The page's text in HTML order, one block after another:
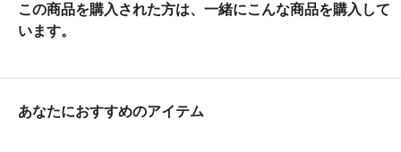
この商品を購入された方は、一緒にこんな商品を購入して
います。
あなたにおすすめのアイテム